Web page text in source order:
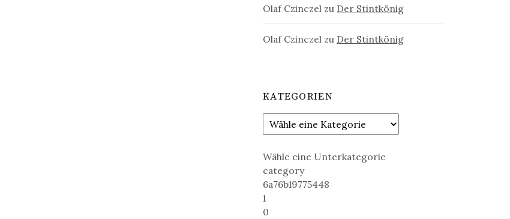
Olaf Czinczel zu Der Stintkönig
Olaf Czinczel zu Der Stintkönig
KATEGORIEN
Wähle eine Unterkategorie
category
6a76b19775448
1
0